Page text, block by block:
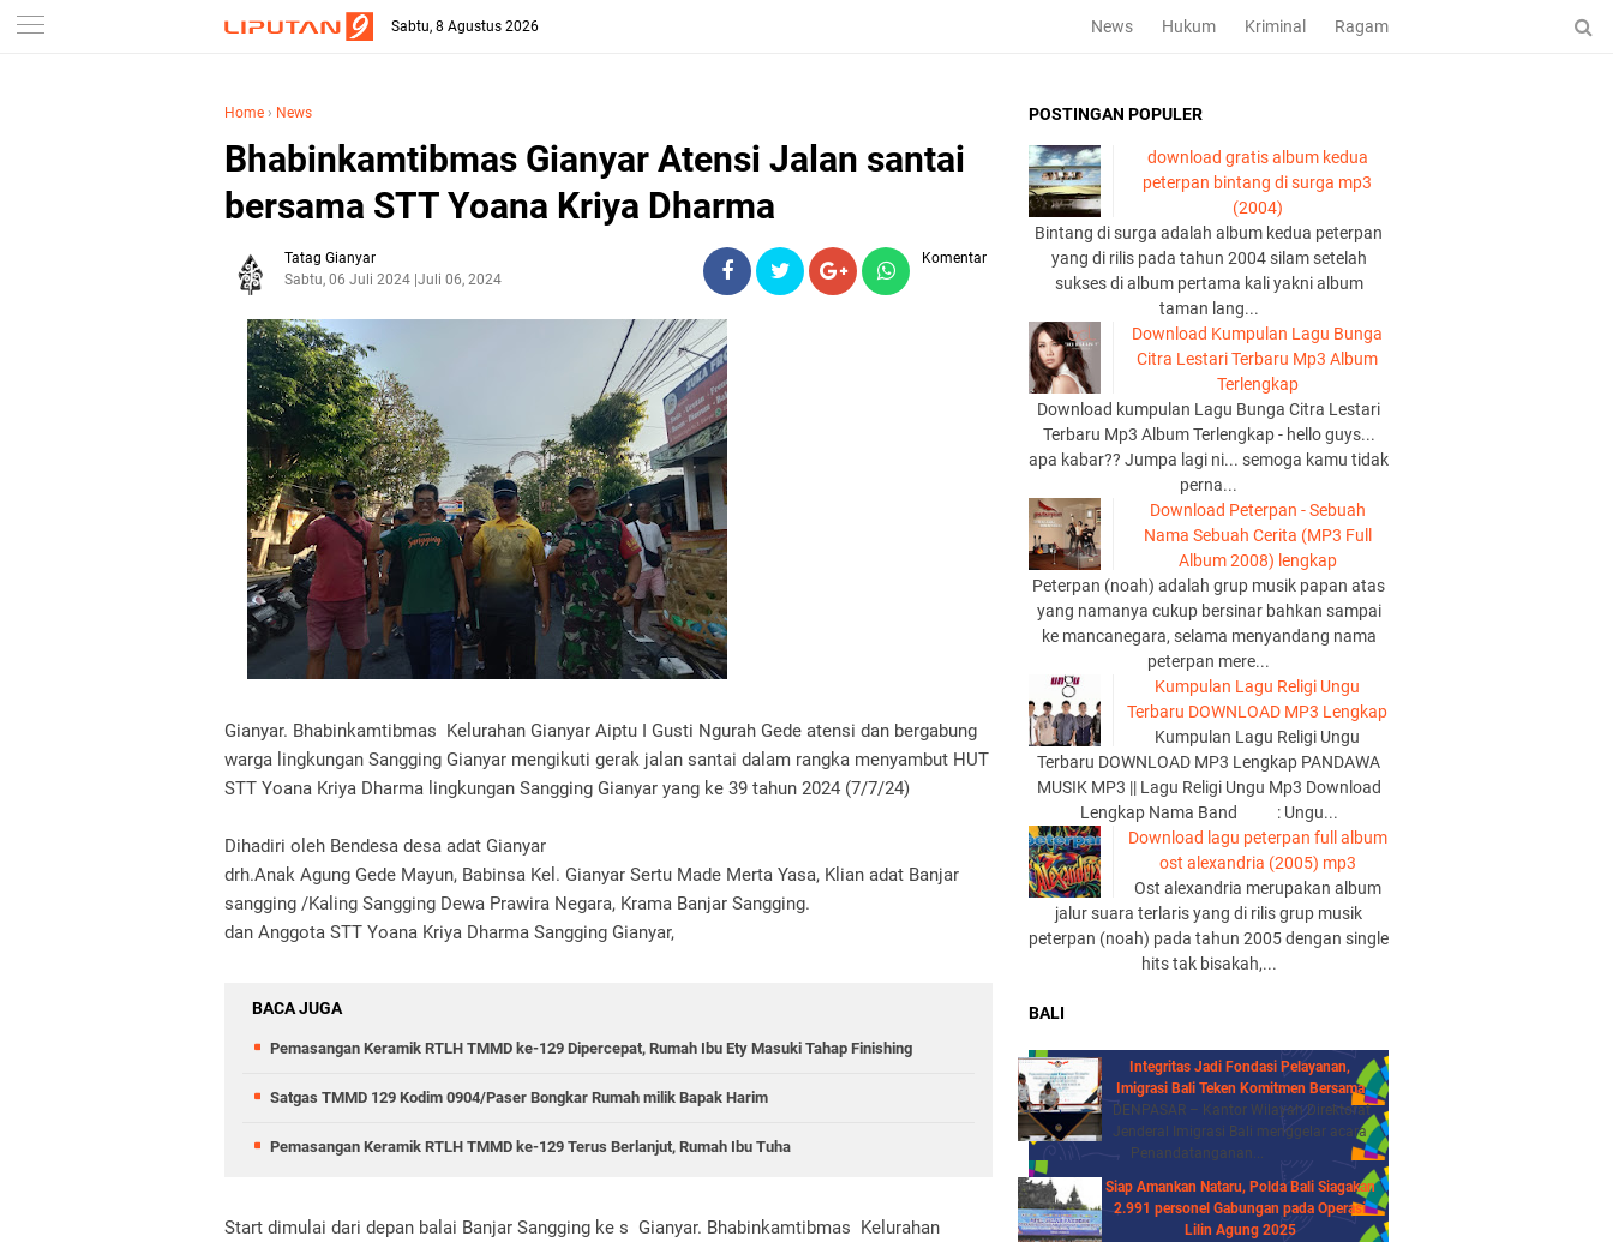
Sabtu, 8 Agustus 2026 News Hukum Kriminal Ragam
Home › News
Bhabinkamtibmas Gianyar Atensi Jalan santai
bersama STT Yoana Kriya Dharma
Tatag Gianyar
Sabtu, 06 Juli 2024 Juli 06, 2024
Komentar
Gianyar. Bhabinkamtibmas Kelurahan Gianyar Aiptu I Gusti Ngurah Gede atensi dan bergabung
warga lingkungan Sangging Gianyar mengikuti gerak jalan santai dalam rangka menyambut HUT
STT Yoana Kriya Dharma lingkungan Sangging Gianyar yang ke 39 tahun 2024 (7/7/24)
Dihadiri oleh Bendesa desa adat Gianyar
drh.Anak Agung Gede Mayun, Babinsa Kel. Gianyar Sertu Made Merta Yasa, Klian adat Banjar
sangging /Kaling Sangging Dewa Prawira Negara, Krama Banjar Sangging.
dan Anggota STT Yoana Kriya Dharma Sangging Gianyar,
BACA JUGA
Pemasangan Keramik RTLH TMMD ke-129 Dipercepat, Rumah Ibu Ety Masuki Tahap Finishing
Satgas TMMD 129 Kodim 0904/Paser Bongkar Rumah milik Bapak Harim
Pemasangan Keramik RTLH TMMD ke-129 Terus Berlanjut, Rumah Ibu Tuha
Start dimulai dari depan balai Banjar Sangging ke s Gianyar. Bhabinkamtibmas Kelurahan
POSTINGAN POPULER
download gratis album kedua
peterpan bintang di surga mp3
(2004)
Bintang di surga adalah album kedua peterpan
yang di rilis pada tahun 2004 silam setelah
sukses di album pertama kali yakni album
taman lang...
Download Kumpulan Lagu Bunga
Citra Lestari Terbaru Mp3 Album
Terlengkap
Download kumpulan Lagu Bunga Citra Lestari
Terbaru Mp3 Album Terlengkap - hello guys...
apa kabar?? Jumpa lagi ni... semoga kamu tidak
perna...
Download Peterpan - Sebuah
Nama Sebuah Cerita (MP3 Full
Album 2008) lengkap
Peterpan (noah) adalah grup musik papan atas
yang namanya cukup bersinar bahkan sampai
ke mancanegara, selama menyandang nama
peterpan mere...
Kumpulan Lagu Religi Ungu
Terbaru DOWNLOAD MP3 Lengkap
Kumpulan Lagu Religi Ungu
Terbaru DOWNLOAD MP3 Lengkap PANDAWA
MUSIK MP3 || Lagu Religi Ungu Mp3 Download
Lengkap Nama Band : Ungu...
Download lagu peterpan full album
ost alexandria (2005) mp3
Ost alexandria merupakan album
jalur suara terlaris yang di rilis grup musik
peterpan (noah) pada tahun 2005 dengan single
hits tak bisakah,...
BALI
Integritas Jadi Fondasi Pelayanan,
Imigrasi Bali Teken Komitmen Bersama
DENPASAR – Kantor Wilayah Direktorat
Jenderal Imigrasi Bali menggelar acara
Penandatanganan...
Siap Amankan Nataru, Polda Bali Siagakan
2.991 personel Gabungan pada Operasi
Lilin Agung 2025